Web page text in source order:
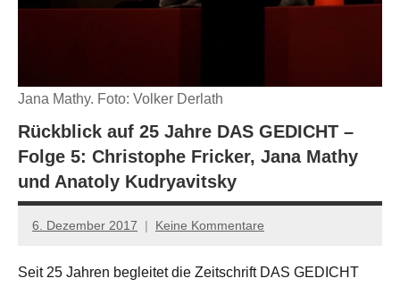
Jana Mathy. Foto: Volker Derlath
Rückblick auf 25 Jahre DAS GEDICHT –
Folge 5: Christophe Fricker, Jana Mathy
und Anatoly Kudryavitsky
6. Dezember 2017
Anton
Leitner
Keine Kommentare
Seit 25 Jahren begleitet die Zeitschrift DAS GEDICHT